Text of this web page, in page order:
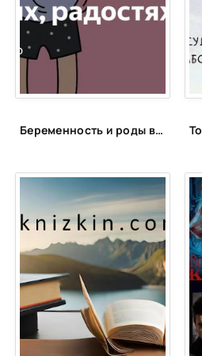
Беременность и роды в 40 лет: откровенный монолог читательницы НЭН о трудностях, радостях и надеждах отложенного материнства